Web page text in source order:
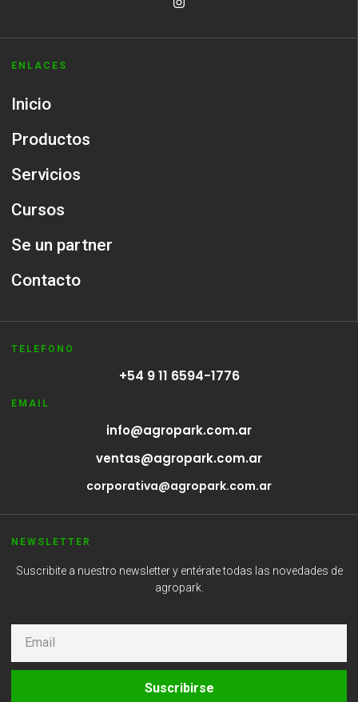
ENLACES
Inicio
Productos
Servicios
Cursos
Se un partner
Contacto
TELEFONO
+54 9 11 6594-1776
EMAIL
info@agropark.com.ar
ventas@agropark.com.ar
corporativa@agropark.com.ar
NEWSLETTER
Suscribite a nuestro newsletter y entérate todas las novedades de
agropark.
Suscribirse